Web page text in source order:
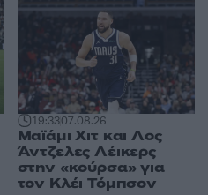
19:3307.08.26
Μαϊάμι Χιτ και Λος
Άντζελες Λέικερς
στην «κούρσα» για
τον Κλέι Τόμπσον